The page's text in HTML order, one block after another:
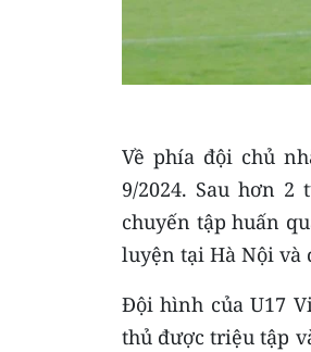
Về phía đội chủ
9/2024. Sau hơn
chuyến tập huấn
luyện tại Hà Nội và
Đội hình của U17
thủ được triệu tập